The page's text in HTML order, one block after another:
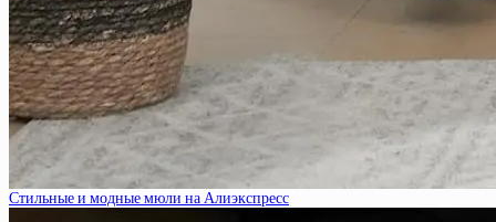
Стильные и модные мюли на Алиэкспресс